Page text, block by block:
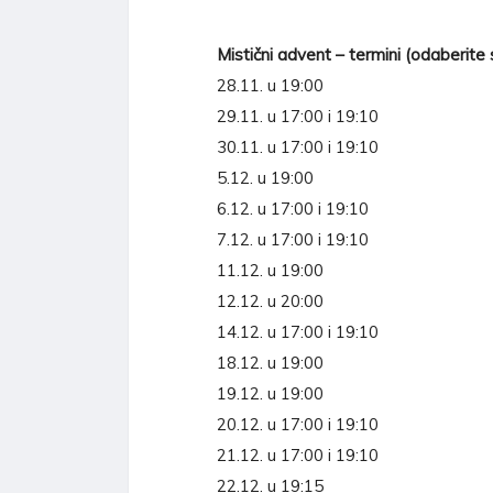
Mistični advent – termini (odaberite
28.11. u 19:00
29.11. u 17:00 i 19:10
30.11. u 17:00 i 19:10
5.12. u 19:00
6.12. u 17:00 i 19:10
7.12. u 17:00 i 19:10
11.12. u 19:00
12.12. u 20:00
14.12. u 17:00 i 19:10
18.12. u 19:00
19.12. u 19:00
20.12. u 17:00 i 19:10
21.12. u 17:00 i 19:10
22.12. u 19:15